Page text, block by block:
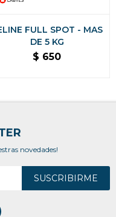
FULL SPOT - MAS
DE 5 KG
$ 650
novedades!
SUSCRIBIRME